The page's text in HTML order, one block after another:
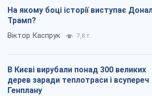
На якому боці історії виступає
Трамп?
Віктор Каспрук 7,8 т.
В Києві вирубали понад 300 великих
дерев заради теплотраси і всупереч
Генплану